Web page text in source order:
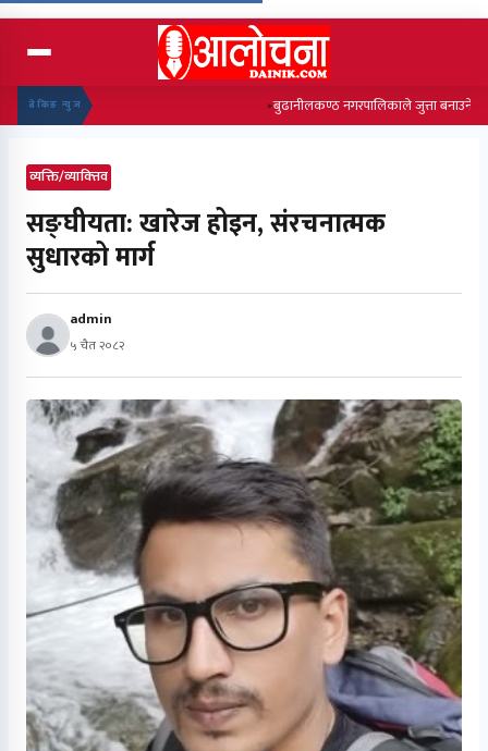
ब्रेकिङ न्युज बुढानीलकण्ठ नगरपालिकाले जुत्ता बनाउने
व्यक्ति/व्याक्त्तिव
सङ्घीयता: खारेज होइन, संरचनात्मक
सुधारको मार्ग
admin
५ चैत २०८२